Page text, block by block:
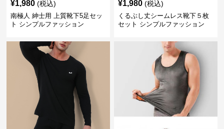
¥1,980 (税込)
南極人 紳士用 上質靴下5足セッ
ト シンプルファッション
¥1,980 (税込)
くるぶし丈シームレス靴下５枚
セット シンプルファッション